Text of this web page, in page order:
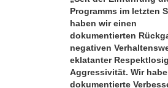
Programms im letzten
haben wir einen
dokumentierten
negativen
eklatanter
Aggressivität. Wir
dokumentierte